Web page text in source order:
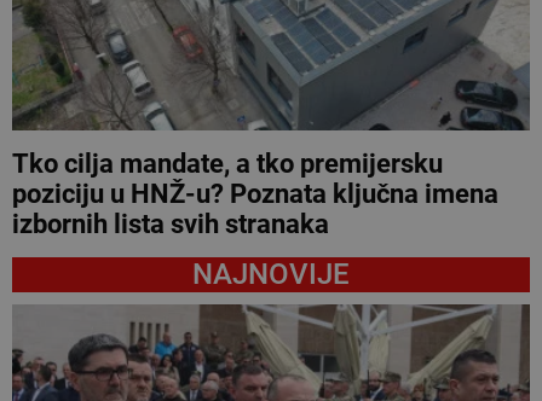
Tko cilja mandate, a tko premijersku
poziciju u HNŽ-u? Poznata ključna imena
izbornih lista svih stranaka
NAJNOVIJE